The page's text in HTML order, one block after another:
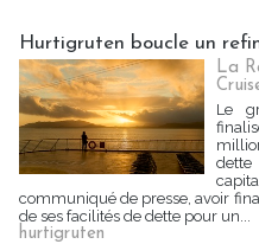
Hurtigruten boucle un
La
Le
dette
communiqué de presse, avoir
de ses facilités de dette pour un...
hurtigruten